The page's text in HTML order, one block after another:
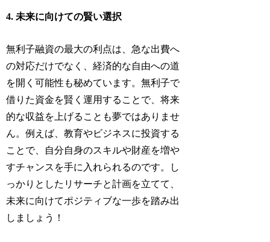
4. 未来に向けての賢い選択
無利子融資の最大の利点は、急な出費へ
の対応だけでなく、経済的な自由への道
を開く可能性も秘めています。無利子で
借りた資金を賢く運用することで、将来
的な収益を上げることも夢ではありませ
ん。例えば、教育やビジネスに投資する
ことで、自分自身のスキルや財産を増や
すチャンスを手に入れられるのです。し
っかりとしたリサーチと計画を立てて、
未来に向けてポジティブな一歩を踏み出
しましょう！